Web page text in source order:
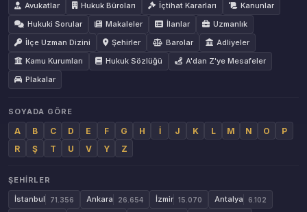
Avukatlar
Hukuk Büroları İçtihat Kararları
Kanunlar
Hukuki Sorular
Makaleler İlanlar
Uzmanlık
İlçe Uzman Dizini
Şehirler Barolar
Adliyeler
Kamu Kurumları
Hukuk Sözlüğü
A'dan Z'ye Mesafeler
Plakalar
SOYADA GÖRE
A B C D E F G H İ J K L M N O
P
R
Ş T U V Y Z
ŞEHIRLER
İstanbul
71.356 Ankara 26.654 İzmir 15.070 Antalya 6.102